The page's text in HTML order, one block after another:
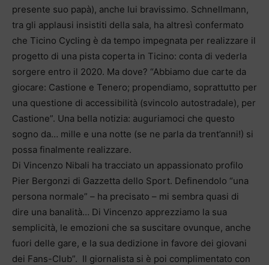
presente suo papà), anche lui bravissimo. Schnellmann,
tra gli applausi insistiti della sala, ha altresì confermato
che Ticino Cycling è da tempo impegnata per realizzare il
progetto di una pista coperta in Ticino: conta di vederla
sorgere entro il 2020. Ma dove? “Abbiamo due carte da
giocare: Castione e Tenero; propendiamo, soprattutto per
una questione di accessibilità (svincolo autostradale), per
Castione”. Una bella notizia: auguriamoci che questo
sogno da… mille e una notte (se ne parla da trent’anni!) si
possa finalmente realizzare.
Di Vincenzo Nibali ha tracciato un appassionato profilo
Pier Bergonzi di Gazzetta dello Sport. Definendolo “una
persona normale” – ha precisato – mi sembra quasi di
dire una banalità… Di Vincenzo apprezziamo la sua
semplicità, le emozioni che sa suscitare ovunque, anche
fuori delle gare, e la sua dedizione in favore dei giovani
dei Fans-Club”. Il giornalista si è poi complimentato con